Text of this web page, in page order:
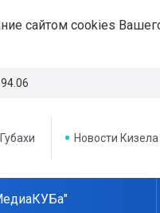
сайтом cookies
94.06
Новости Кизела